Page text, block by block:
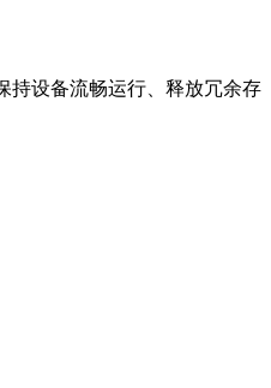
持设备流畅运行、释放冗余存